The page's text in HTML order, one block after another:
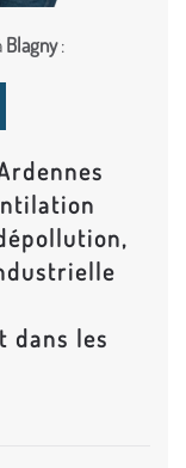
Blagny:
dans les